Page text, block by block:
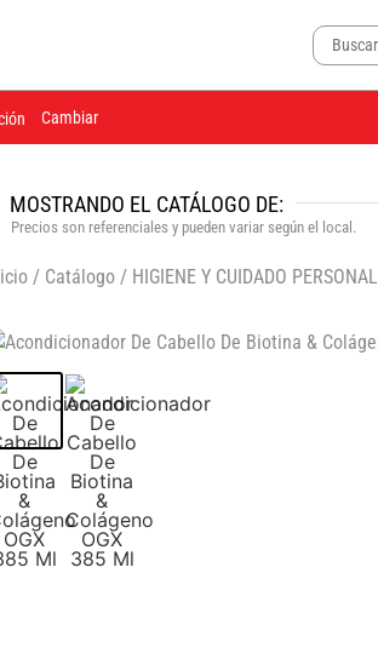
Cambiar
MOSTRANDO EL CATÁLOGO DE:
Precios son referenciales y pueden variar según el local.
/ Catálogo / HIGIENE Y CUIDADO PERSONAL